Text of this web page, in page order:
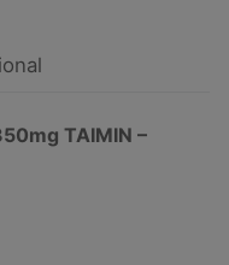
TAIMIN –